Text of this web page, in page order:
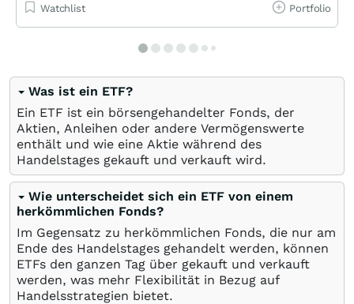
Watchlist Portfolio
Was ist ein ETF?
Ein ETF ist ein börsengehandelter Fonds, der
Aktien, Anleihen oder andere Vermögenswerte
enthält und wie eine Aktie während des
Handelstages gekauft und verkauft wird.
Wie unterscheidet sich ein ETF von einem
herkömmlichen Fonds?
Im Gegensatz zu herkömmlichen Fonds, die nur am
Ende des Handelstages gehandelt werden, können
ETFs den ganzen Tag über gekauft und verkauft
werden, was mehr Flexibilität in Bezug auf
Handelsstrategien bietet.